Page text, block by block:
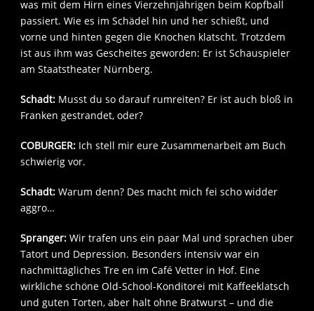
was mit dem Hirn eines Vierzehnjährigen beim Kopfball
passiert. Wie es im Schädel hin und her schießt, und
vorne und hinten gegen die Knochen klatscht. Trotzdem
ist aus ihm was Gescheites geworden: Er ist Schauspieler
am Staatstheater Nürnberg.
Schadt: Musst du so darauf rumreiten? Er ist auch bloß in
Franken gestrandet, oder?
COBURGER: Ich stell mir eure Zusammenarbeit am Buch
schwierig vor.
Schadt: Warum denn? Des macht mich fei scho widder
aggro…
Spranger: Wir trafen uns ein paar Mal und sprachen über
Tatort und Depression. Besonders intensiv war ein
nachmittägliches Tre en im Café Vetter in Hof. Eine
wirkliche schöne Old-School-Konditorei mit Kaffeeklatsch
und guten Torten, aber halt ohne Bratwurst – und die